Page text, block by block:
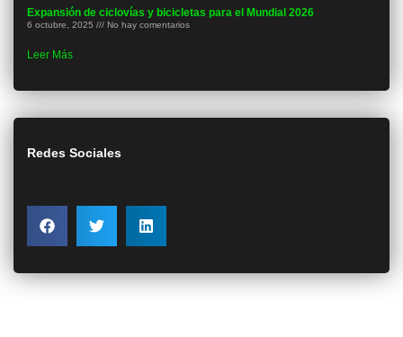
Expansión de ciclovías y bicicletas para el Mundial 2026
6 octubre, 2025 No hay comentarios
Leer Más
Redes Sociales